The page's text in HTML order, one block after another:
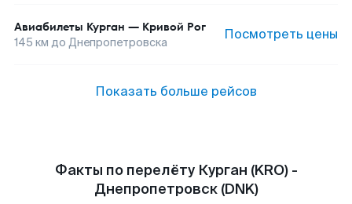
Авиабилеты Курган — Кривой Рог
145 км до Днепропетровска Посмотреть цены
Показать больше рейсов
Факты по перелёту Курган (KRO) -
Днепропетровск (DNK)